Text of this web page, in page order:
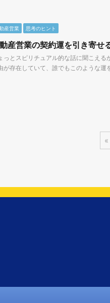
産営業 思考のヒント
産営業の契約運を引き寄せ
っとスピリチュアル的な話に聞こえ
が存在していて、誰でもこのような運